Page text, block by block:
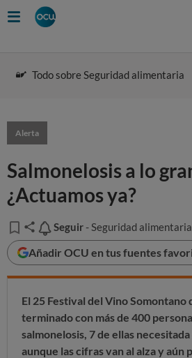
Todo sobre Seguridad alimentaria
Alerta
Salmonelosis a lo
¿Actuamos ya?
Seguir
Seguir - Seguridad alimentaria
Añadir OCU en tus fuentes
El 25 Festival del Vino Somontano
terminado con más de 400
salmonelosis, 7 de ellas
aunque las cifras van al alza y aún